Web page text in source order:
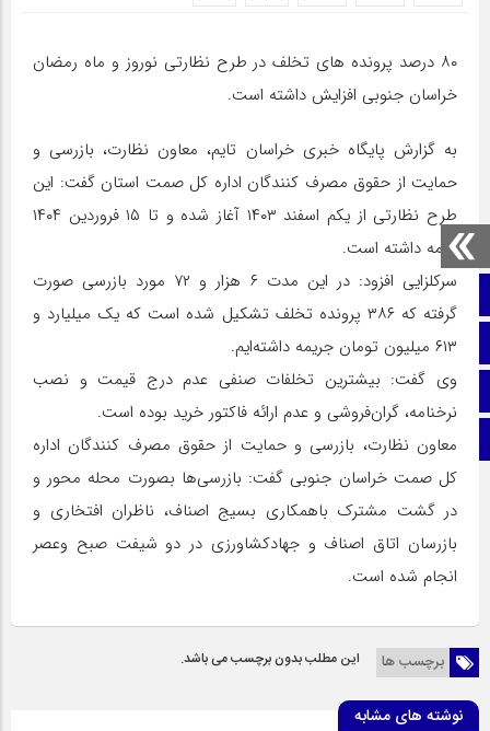
صفحه نخست
اینستاگرام
اطلاعات سایت
۸۰ درصد پرونده های تخلف در طرح نظارتی نوروز و ماه رمضان
خراسان جنوبی افزایش داشته است.
به گزارش پایگاه خبری خراسان تایم، معاون نظارت، بازرسی و
حمایت از حقوق مصرف کنندگان اداره کل صمت استان گفت: این
طرح نظارتی از یکم اسفند ۱۴۰۳ آغاز شده و تا ۱۵ فروردین ۱۴۰۴
ادامه داشته است.
سرکلزایی افزود: در این مدت ۶ هزار و ۷۲ مورد بازرسی صورت
گرفته که ۳۸۶ پرونده تخلف تشکیل شده است که یک میلیارد و
۶۱۳ میلیون تومان جریمه داشته‌ایم.
وی گفت: بیشترین تخلفات صنفی عدم درج قیمت و نصب
نرخنامه، گران‌فروشی و عدم ارائه فاکتور خرید بوده است.
معاون نظارت، بازرسی و حمایت از حقوق مصرف کنندگان اداره
کل صمت خراسان جنوبی گفت: بازرسی‌ها بصورت محله محور و
در گشت مشترک باهمکاری بسیج اصناف، ناظران افتخاری و
بازرسان اتاق اصناف و جهادکشاورزی در دو شیفت صبح وعصر
انجام شده است.
برچسب ها این مطلب بدون برچسب می باشد.
نوشته های مشابه